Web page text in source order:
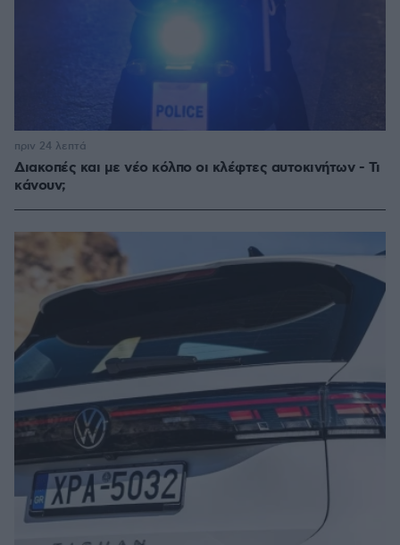
Διακοπές και με νέο κόλπο οι κλέφτες αυτοκινήτων - Τι
κάνουν;
πριν 24 λεπτά